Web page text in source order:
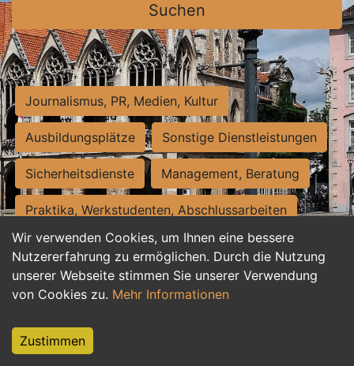
Wir verwenden Cookies, um Ihnen eine bessere
Nutzererfahrung zu ermöglichen. Durch die Nutzung
unserer Webseite stimmen Sie unserer Verwendung
von Cookies zu. Mehr Informationen
Zustimmen
Suchen
Journalismus, PR, Medien, Kultur
Ausbildungsplätze Sonstige Dienstleistungen
Sicherheitsdienste Management, Beratung
Praktika, Werkstudenten, Abschlussarbeiten
Personalwesen Assistenz, Sekretariat
Hilfskräfte, Aushilfs- und Nebenjobs
Weiterbildung, Studium, duale Ausbildung